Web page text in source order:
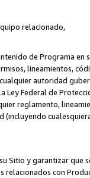
relacionado,
de Programa
lineamientos,
autoridad
Federal de
reglamento,
Sitio y garantizar que
con